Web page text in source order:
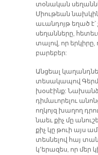
տօնական
Միութեան նախկին
աւանդոյթ եղած
սեղանները,
տալով, որ
բարեբեր:
Անցեալ
տեսակապով
խօսէինք:
դիմաւորելու
ողկոյզ խաղող
նաեւ քիչ մը
քիչ կը թուի այս
տեսնելով հայ
կ՚երազես, որ մեր